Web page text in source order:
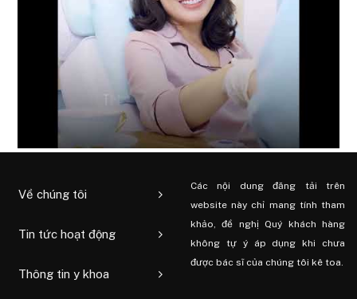
Về chúng tôi
Tin tức hoạt động
Thông tin y khoa
Các nội dung đăng tải trên
website này chỉ mang tính tham
khảo, đề nghị Quý khách hàng
không tự ý áp dụng khi chưa
được bác sĩ của chúng tôi kê toa.